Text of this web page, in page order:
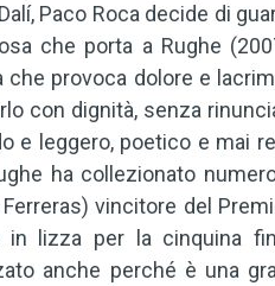
Paco Roca decide di
che porta a Rughe
che provoca dolore e
con dignità, senza
e leggero, poetico e mai
ha collezionato
vincitore del
in lizza per la cinquina
anche perché è una